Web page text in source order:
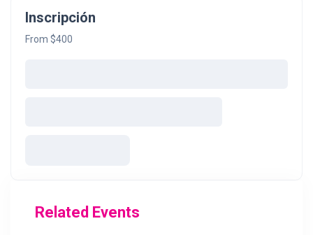
Inscripción
From $400
Related Events